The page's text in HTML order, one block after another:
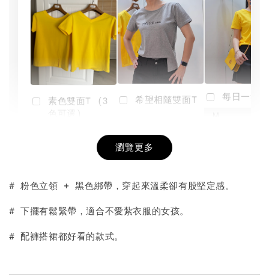
素色雙面T (3
+
希望相隨雙面T
NT$ 190
-
每日一笑
瀏覽更多
# 粉色立領 + 黑色綁帶，穿起來溫柔卻有股堅定感。
# 下擺有鬆緊帶，適合不愛紮衣服的女孩。
# 配褲搭裙都好看的款式。